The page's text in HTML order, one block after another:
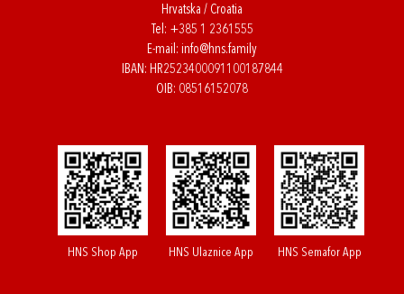
Hrvatska / Croatia
Tel: +385 1 2361555
E-mail: info@hns.family
IBAN: HR2523400091100187844
OIB: 08516152078
HNS Shop App HNS Ulaznice App HNS Semafor App